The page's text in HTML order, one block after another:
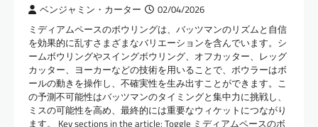
ベンジャミン・カーター 02/04/2026
ミディアムペースのボウリングは、バッツマンのリズムと自信
を効果的に乱すさまざまなバリエーションを含んでいます。シ
ームボウリングやスイングボウリング、オフカッター、レッグ
カッター、ヨーカーなどの技術を用いることで、ボウラーはボ
ールの動きを操作し、不確実性を生み出すことができます。こ
の予測不可能性はバッツマンのタイミングと集中力に挑戦し、
ミスの可能性を高め、最終的には重要なウィケットにつながり
ます。 Key sections in the article: Toggle ミディアムペースのボ